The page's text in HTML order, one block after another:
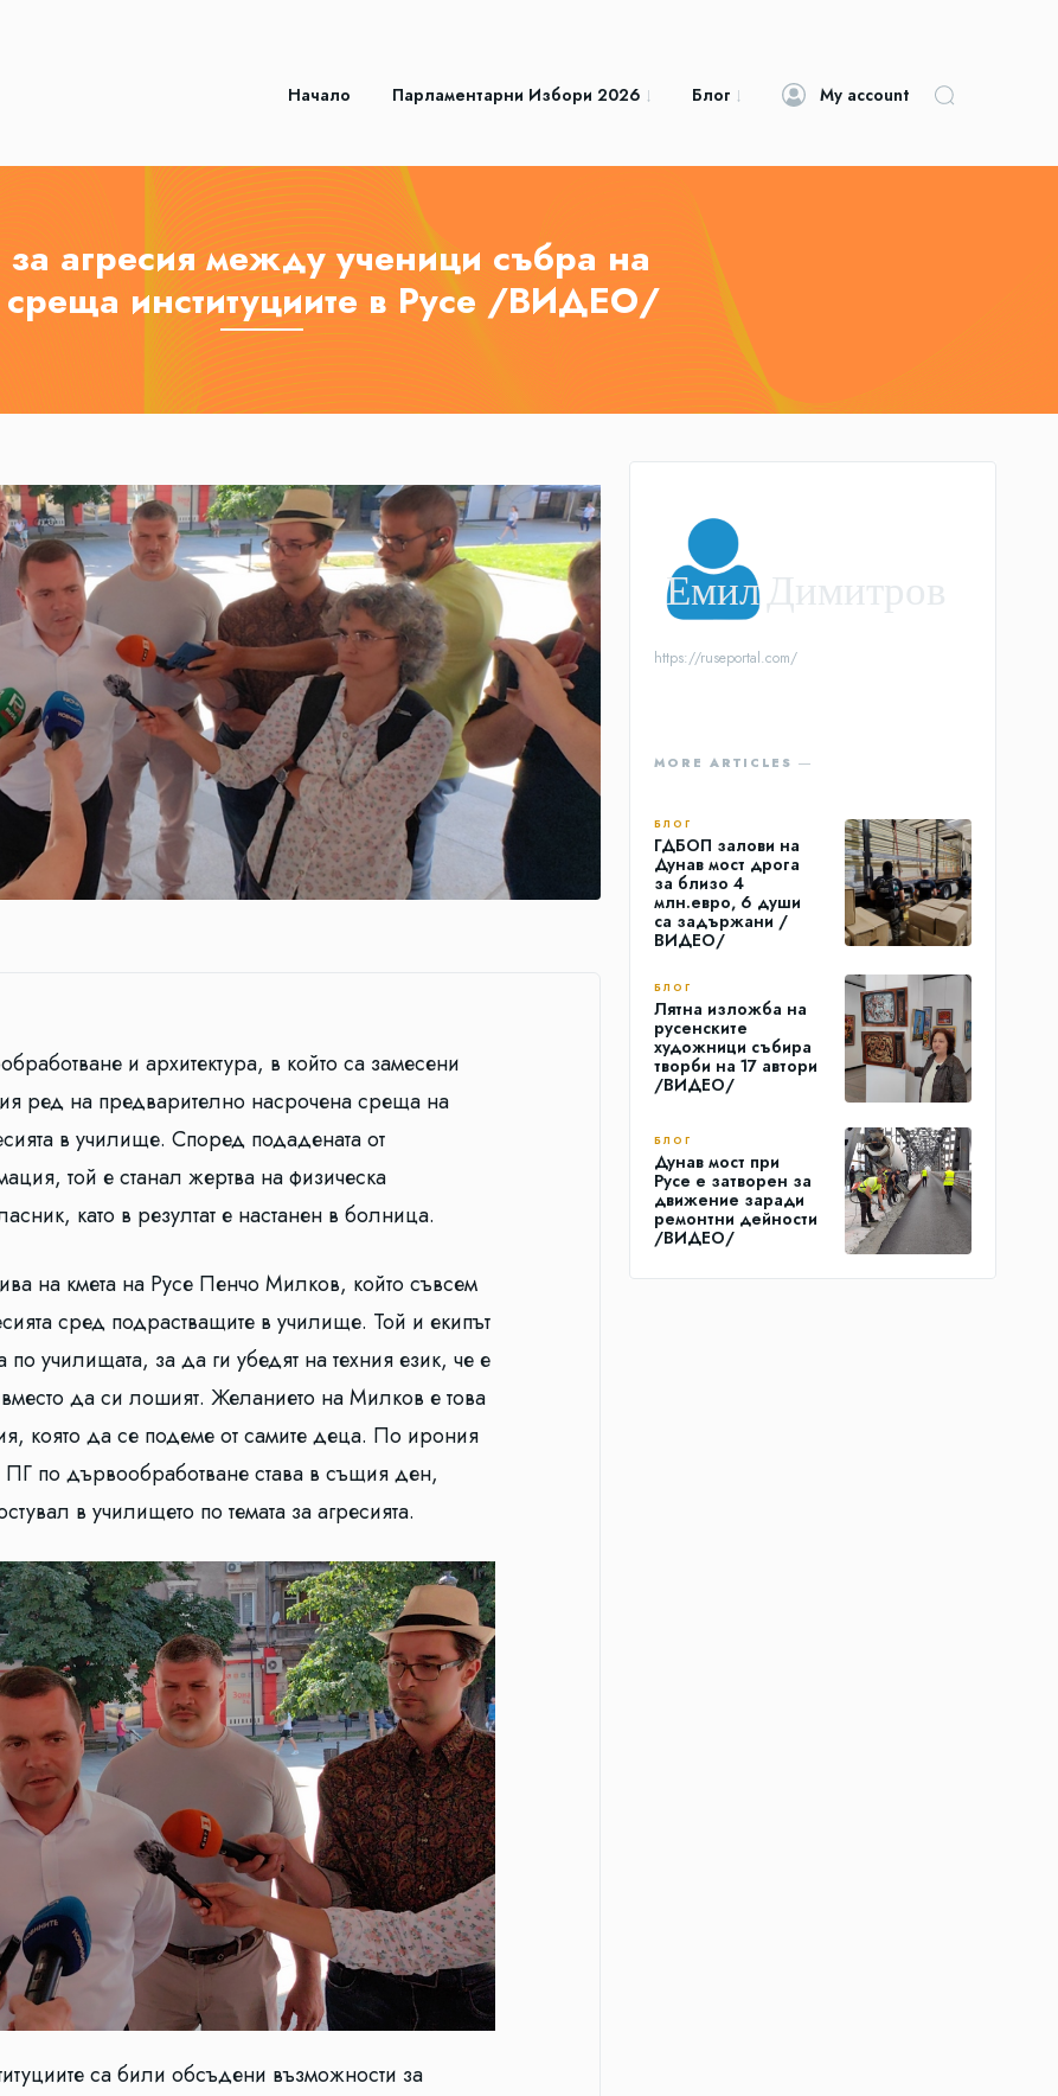
Начало Парламентарни Избори 2026 Блог My account
агресия между ученици събра на
институциите в Русе /ВИДЕО/
и архитектура, в който са замесени
ред на предварително насрочена среща на
в училище. Според подадената от
той е станал жертва на физическа
като в резултат е настанен в болница.
на кмета на Русе Пенчо Милков, който съвсем
сред подрастващите в училище. Той и екипът
училищата, за да ги убедят на техния език, че е
да си лошият. Желанието на Милков е това
която да се подеме от самите деца. По ирония
ПГ по дървообработване става в същия ден,
в училището по темата за агресията.
са били обсъдени възможности за
Емил Димитров
https://ruseportal.com/
MORE ARTICLES ―
БЛОГ
ГДБОП залови на
Дунав мост дрога
за близо 4
млн.евро, 6 души
са задържани /
ВИДЕО/
БЛОГ
Лятна изложба на
русенските
художници събира
творби на 17 автори
/ВИДЕО/
БЛОГ
Дунав мост при
Русе е затворен за
движение заради
ремонтни дейности
/ВИДЕО/